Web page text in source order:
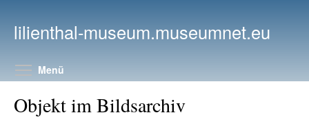
lilienthal-museum.museumnet.eu
Menü
Objekt im Bildsarchiv